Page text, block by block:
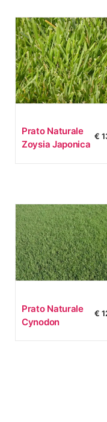
Prato Naturale
Zoysia Japonica
€
Prato Naturale
Cynodon
€